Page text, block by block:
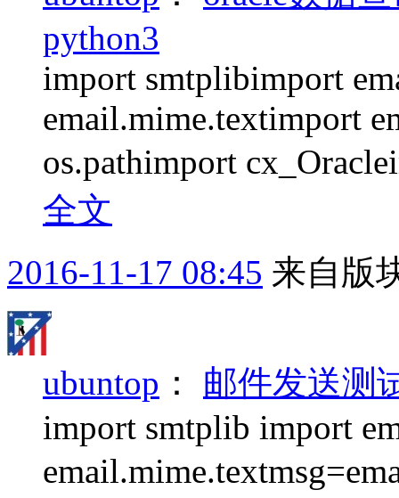
python3
import smtplibimport
email.mime.textimport
os.pathimport
全文
2016-11-17 08:45 来自版
ubuntop ： 邮件发送测
import smtplib import